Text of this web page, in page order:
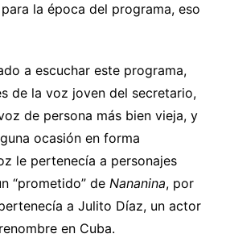
la época del programa, eso
a escuchar este programa,
de la voz joven del secretario,
de persona más bien vieja, y
ocasión en forma
le pertenecía a personajes
“prometido” de Nananina, por
a Julito Díaz, un actor
en Cuba.